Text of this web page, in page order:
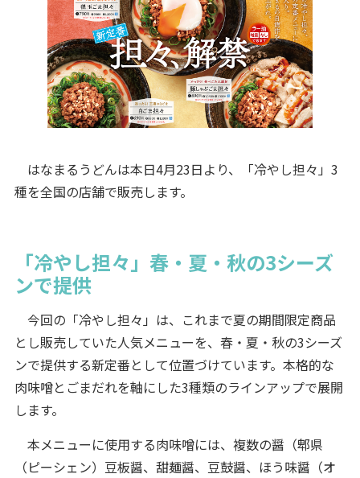
はなまるうどんは本日4月23日より、「冷やし担々」3
種を全国の店舗で販売します。
「冷やし担々」春・夏・秋の3シーズ
ンで提供
今回の「冷やし担々」は、これまで夏の期間限定商品
とし販売していた人気メニューを、春・夏・秋の3シーズ
ンで提供する新定番として位置づけています。本格的な
肉味噌とごまだれを軸にした3種類のラインアップで展開
します。
本メニューに使用する肉味噌には、複数の醤（郫県
（ピーシェン）豆板醤、甜麺醤、豆鼓醤、ほう味醤（オ